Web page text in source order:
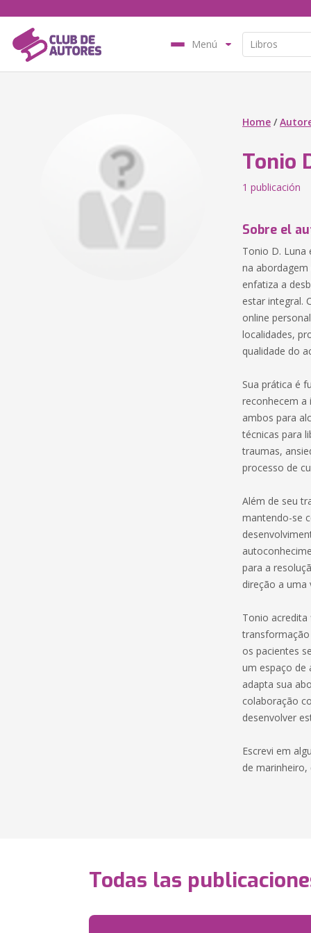
Menú
Home /
Tonio
1 publicación
Sobre el
Tonio D. Luna
na
enfatiza a
estar integral.
online
localidades,
qualidade do
Sua prática é
reconhecem a
ambos para
técnicas para
traumas,
processo de
Além de seu
mantendo-se
para a
direção a uma
Tonio
transformação
os pacientes
um espaço de
adapta sua
colaboração
desenvolver
Escrevi em
de marinheiro,
Todas las